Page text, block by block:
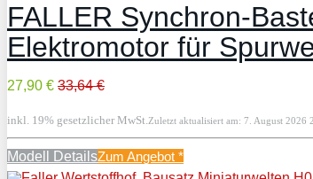
FALLER Synchron-
Elektromotor für
27,90 € 33,64 €
inkl. 19% gesetzlicher MwSt.Zuletzt aktualisiert am: 7. August 2026
Modell DetailsZum Angebot *